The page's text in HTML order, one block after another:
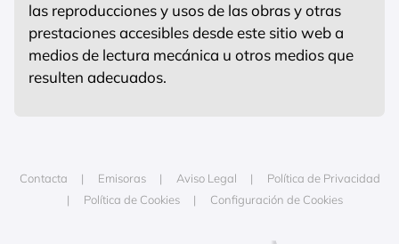
las reproducciones y usos de las obras y otras
prestaciones accesibles desde este sitio web a
medios de lectura mecánica u otros medios que
resulten adecuados.
Contacta Emisoras Aviso Legal
Política de Privacidad
Política de Cookies
Configuración de Cookies